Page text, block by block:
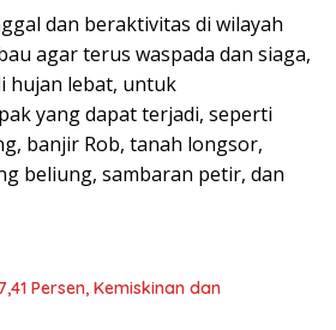
dan beraktivitas di wilayah
agar terus waspada dan siaga,
hujan lebat, untuk
yang dapat terjadi, seperti
banjir Rob, tanah longsor,
beliung, sambaran petir, dan
Persen, Kemiskinan dan